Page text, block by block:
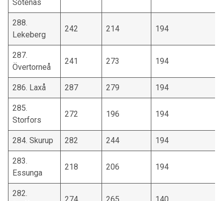
Sotenäs
288.
Lekeberg
242 214 194
287.
Övertorneå
241 273 194
286. Laxå 287 279 194
285.
Storfors
272 196 194
284. Skurup 282 244 194
283.
Essunga
218 206 194
282.